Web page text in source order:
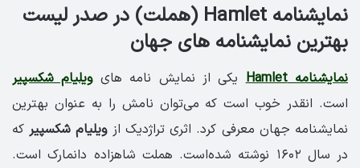
نمایشنامه Hamlet (هملت) در صدر لیست
بهترین نمایشنامه های جهان
نمایشنامه Hamlet یکی از نمایش نامه هایویلیام شکسپیر
است. انقدر خوب است که می‌توان نامش را به عنوان بهترین
نمایشنامه جهان معرفی کرد. اثری تراژدیک ازویلیام شکسپیرکه
در سال ۱۶۰۲ نوشته شده‌است. هملت شاهزاده دانمارک است.